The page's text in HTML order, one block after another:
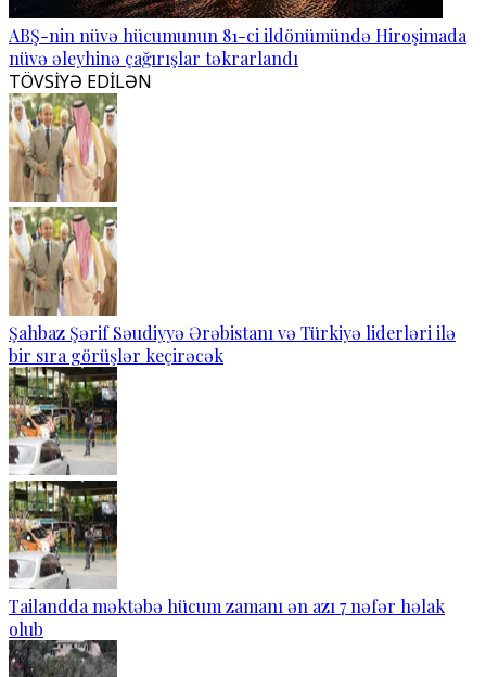
ABŞ-nin nüvə hücumunun 81-ci ildönümündə Hiroşimada
nüvə əleyhinə çağırışlar təkrarlandı
TÖVSİYƏ EDİLƏN
Şahbaz Şərif Səudiyyə Ərəbistanı və Türkiyə liderləri ilə
bir sıra görüşlər keçirəcək
Tailandda məktəbə hücum zamanı ən azı 7 nəfər həlak
olub